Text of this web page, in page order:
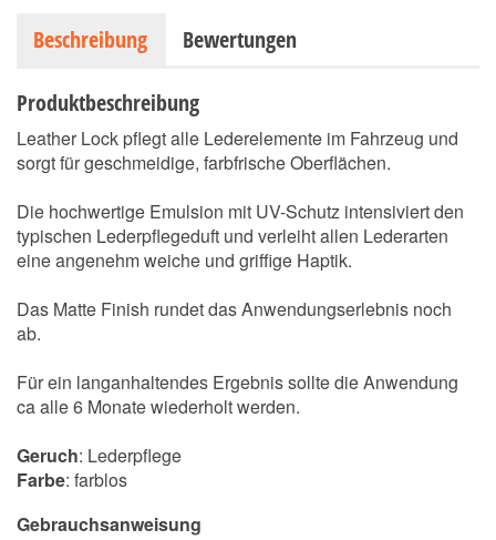
Beschreibung Bewertungen
Produktbeschreibung
Leather Lock pflegt alle Lederelemente im Fahrzeug und
sorgt für geschmeidige, farbfrische Oberflächen.
Die hochwertige Emulsion mit UV-Schutz intensiviert den
typischen Lederpflegeduft und verleiht allen Lederarten
eine angenehm weiche und griffige Haptik.
Das Matte Finish rundet das Anwendungserlebnis noch
ab.
Für ein langanhaltendes Ergebnis sollte die Anwendung
ca alle 6 Monate wiederholt werden.
Geruch: Lederpflege
Farbe: farblos
Gebrauchsanweisung